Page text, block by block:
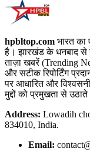
hpbltop.com भारत का
है। झारखंड के धनबाद से
ताज़ा खबरें (Trending
और सटीक रिपोर्टिंग
पर आधारित और
मुद्दों को प्रमुखता से उठाते
Address: Lowadih
834010, India.
Email: